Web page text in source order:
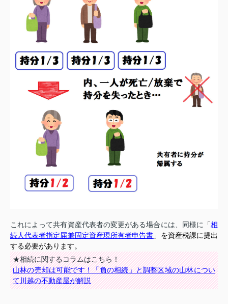
これによって共有資産代表者の変更がある場合には、同様に 「相
続人代表者指定届兼固定資産現所有者申告書 」を資産税課に提出
する必要があります。
★相続に関するコラムはこちら！
山林の売却は可能です！「負の相続」と調整区域の山林につい
て川越の不動産屋が解説